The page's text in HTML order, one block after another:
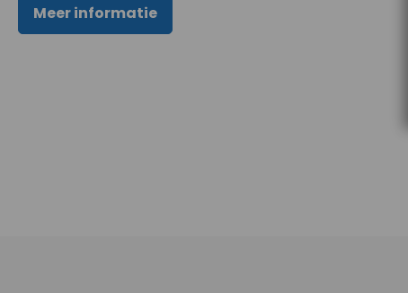
Meer informatie